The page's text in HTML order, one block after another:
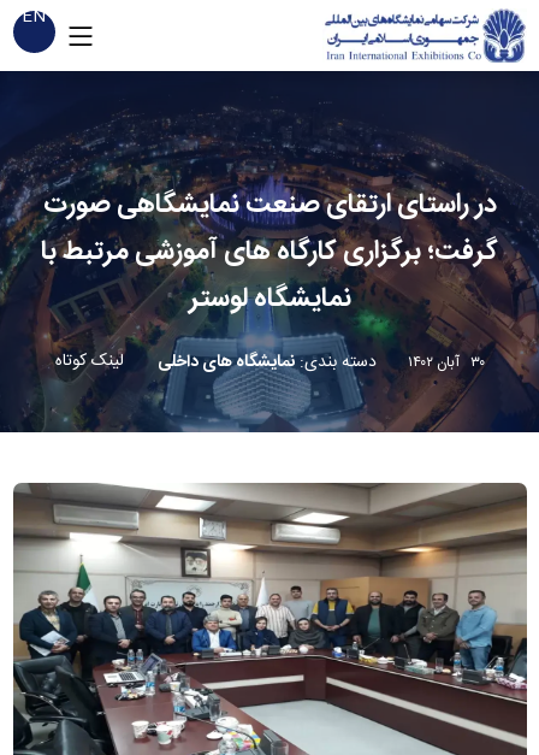
EN
در راستای ارتقای صنعت نمایشگاهی صورت
گرفت؛ برگزاری کارگاه های آموزشی مرتبط با
نمایشگاه لوستر
۳۰ آبان ۱۴۰۲ دسته بندی:نمایشگاه های داخلی لینک کوتاه